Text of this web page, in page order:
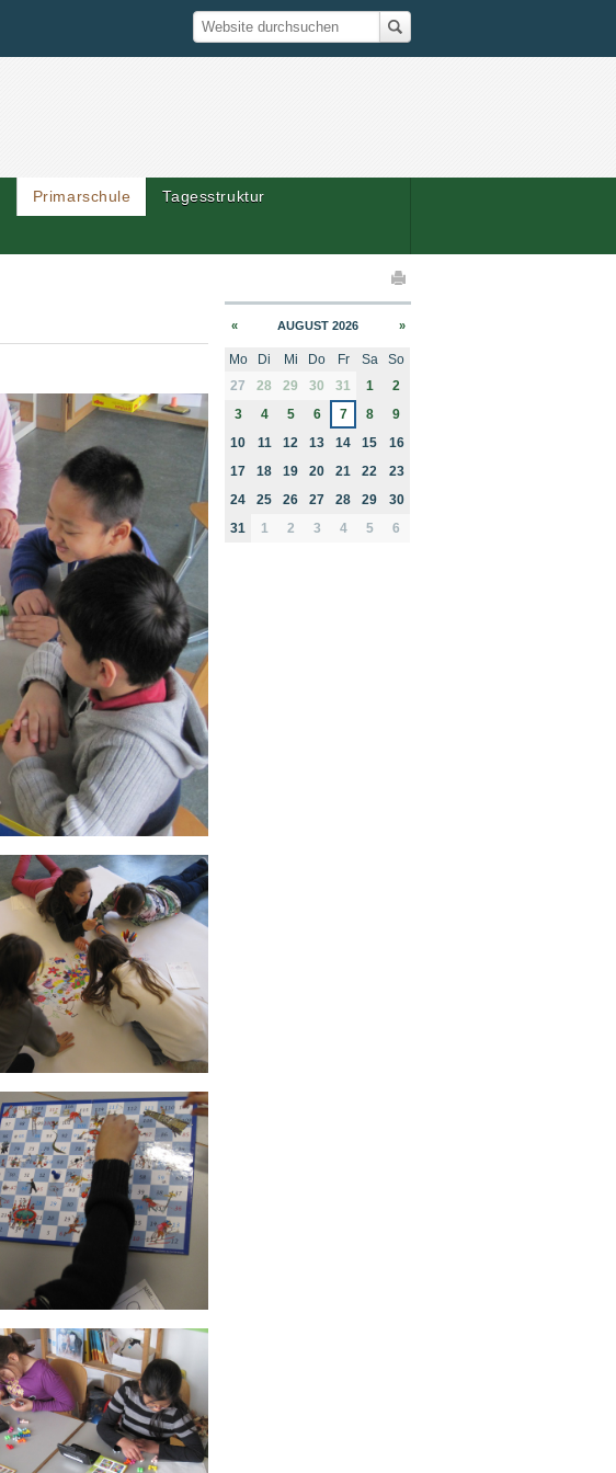
Suche
Website durchsuchen
Primarschule Tagesstruktur
« AUGUST 2026 »
month-8
Mo Di Mi Do Fr Sa
So
27
28 29 30 31 1
2
3
4 5 6 7 8
9
10
11 12 13 14 15
16
17
18 19 20 21 22
23
24
25 26 27 28 29
30
31
1 2 3 4 5 6